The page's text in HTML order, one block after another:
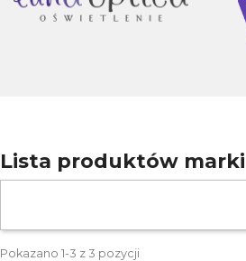
Lista produktów marki
Pokazano 1-3 z 3 pozycji